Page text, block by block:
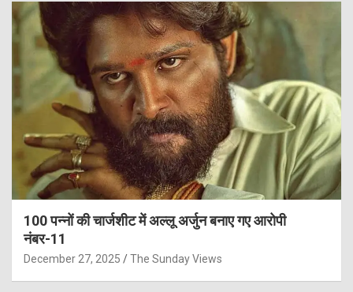
100 पन्नों की चार्जशीट में अल्लू अर्जुन बनाए गए आरोपी
नंबर-11
December 27, 2025 The Sunday Views